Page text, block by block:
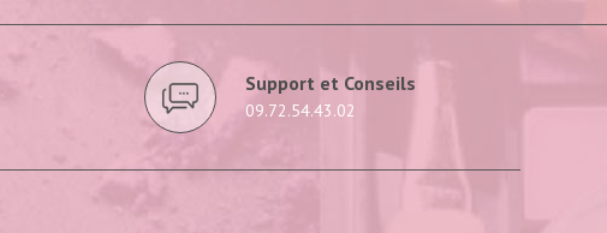
Support et Conseils
09.72.54.43.02